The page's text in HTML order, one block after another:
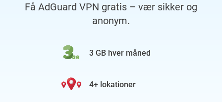
Få AdGuard VPN gratis – vær sikker og
anonym.
3 GB hver måned
4+ lokationer